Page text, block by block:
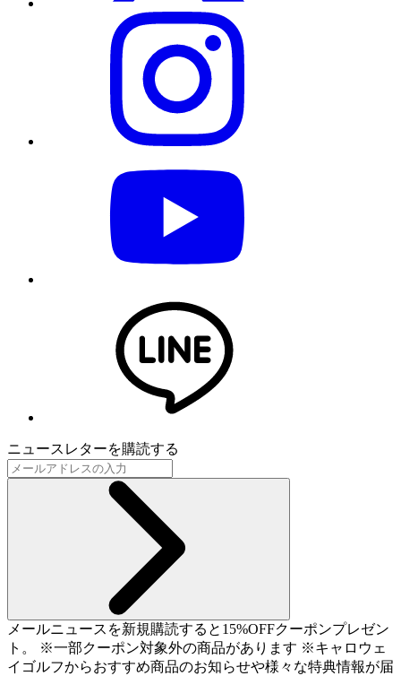
ニュースレターを購読する
メールニュースを新規購読すると15%OFFクーポンプレゼン
ト。 ※一部クーポン対象外の商品があります ※キャロウェ
イゴルフからおすすめ商品のお知らせや様々な特典情報が届